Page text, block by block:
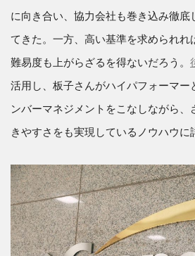
に向き合い、協力会社も巻き込み徹底
てきた。一方、高い基準を求められれ
難易度も上がらざるを得ないだろう。
活用し、板子さんがハイパフォーマー
ンバーマネジメントをこなしながら、
きやすさをも実現しているノウハウに